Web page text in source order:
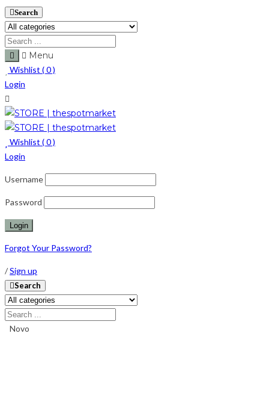
Search
Menu
Wishlist (0)
Login
Wishlist (0)
Login
Username
Password
Forgot Your Password?
/Sign up
Search
Novo